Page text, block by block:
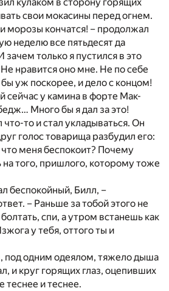
свои мокасины перед огнем.
морозы кончатся! – продолжал
неделю все пятьдесят да
зачем только я пустился в это
нравится оно мне. Не по себе
уж поскорее, и дело с концом!
сейчас у камина в форте Мак-
Много бы я дал за это!
то и стал укладываться. Он
голос товарища разбудил его:
меня беспокоит? Почему
на того, пришлого, которому тоже
беспокойный, Билл, –
– Раньше за тобой этого не
спи, а утром встанешь как
у тебя, оттого ты и
под одним одеялом, тяжело дыша
и круг горящих глаз, оцепивших
теснее и теснее.